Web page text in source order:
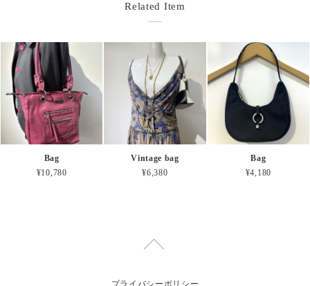
Related Item
Bag
¥10,780
Vintage bag
¥6,380
Bag
¥4,180
プライバシーポリシー